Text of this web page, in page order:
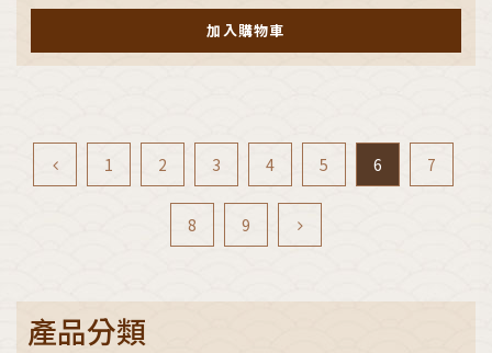
產品分類
加入購物車
1 2 3 4 5 6 7
8 9